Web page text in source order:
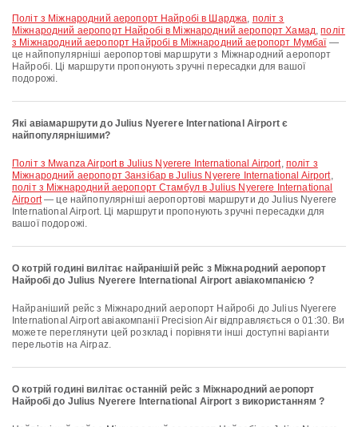
політ з Міжнародний аеропорт Найробі в Шарджа, політ з
Міжнародний аеропорт Найробі в Міжнародний аеропорт Хамад,політ
з Міжнародний аеропорт Найробі в Міжнародний аеропорт Мумбаї—
це найпопулярніші аеропортові маршрути з Міжнародний аеропорт
Найробі. Ці маршрути пропонують зручні пересадки для вашої
подорожі.
Які авіамаршрути до Julius Nyerere International Airport є
найпопулярнішими?
політ з Mwanza Airport в Julius Nyerere International Airport, політ з
Міжнародний аеропорт Занзібар в Julius Nyerere International Airport,
політ з Міжнародний аеропорт Стамбул в Julius Nyerere International
Airport— це найпопулярніші аеропортові маршрути до Julius Nyerere
International Airport. Ці маршрути пропонують зручні пересадки для
вашої подорожі.
О котрій годині вилітає найранішій рейс з Міжнародний аеропорт
Найробі до Julius Nyerere International Airport авіакомпанією ?
Найраніший рейс з Міжнародний аеропорт Найробі до Julius Nyerere
International Airport авіакомпанії Precision Air відправляється о 01:30. Ви
можете переглянути цей розклад і порівняти інші доступні варіанти
перельотів на Airpaz.
О котрій годині вилітає останній рейс з Міжнародний аеропорт
Найробі до Julius Nyerere International Airport з використанням ?